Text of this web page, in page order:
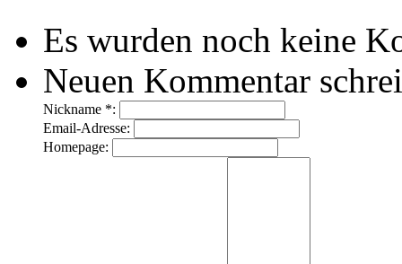
Es wurden noch keine
Neuen Kommentar
Nickname *:
Email-Adresse:
Homepage: